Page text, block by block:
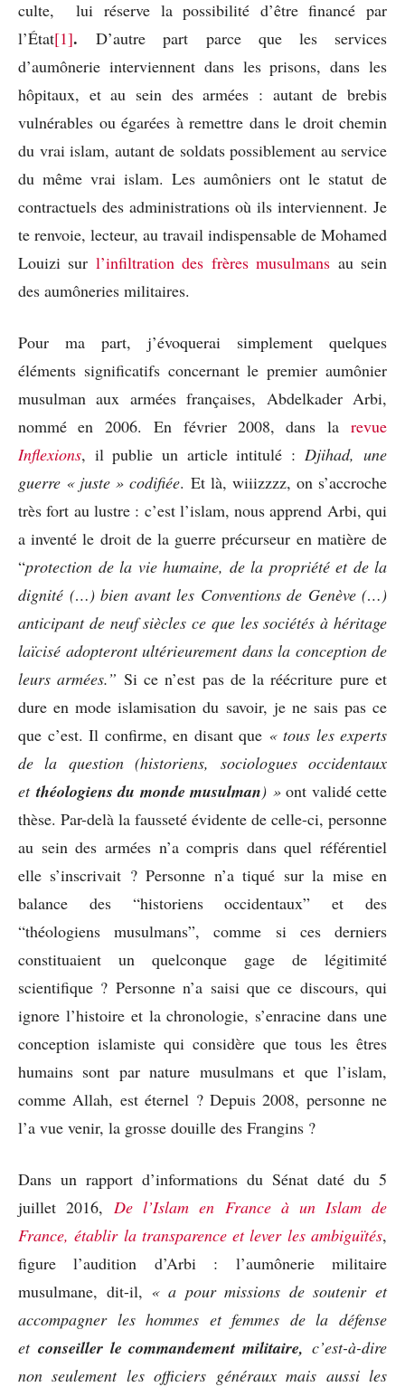
culte, lui réserve la possibilité d’être financé par
l’État[1]. D’autre part parce que les services
d’aumônerie interviennent dans les prisons, dans les
hôpitaux, et au sein des armées : autant de brebis
vulnérables ou égarées à remettre dans le droit chemin
du vrai islam, autant de soldats possiblement au service
du même vrai islam. Les aumôniers ont le statut de
contractuels des administrations où ils interviennent. Je
te renvoie, lecteur, au travail indispensable de Mohamed
Louizi surl’infiltration des frères musulmansau sein
des aumôneries militaires.
Pour ma part, j’évoquerai simplement quelques
éléments significatifs concernant le premier aumônier
musulman aux armées françaises, Abdelkader Arbi,
nommé en 2006. En février 2008, dans la revue
Inflexions, il publie un article intitulé : Djihad, une
guerre « juste » codifiée. Et là, wiiizzzz, on s’accroche
très fort au lustre : c’est l’islam, nous apprend Arbi, qui
a inventé le droit de la guerre précurseur en matière de
“protection de la vie humaine, de la propriété et de la
dignité (…) bien avant les Conventions de Genève (…)
anticipant de neuf siècles ce que les sociétés à héritage
laïcisé adopteront ultérieurement dans la conception de
leurs armées.” Si ce n’est pas de la réécriture pure et
dure en mode islamisation du savoir, je ne sais pas ce
que c’est. Il confirme, en disant que « tous les experts
de la question (historiens, sociologues occidentaux
etthéologiens du monde musulman) »ont validé cette
thèse. Par-delà la fausseté évidente de celle-ci, personne
au sein des armées n’a compris dans quel référentiel
elle s’inscrivait ? Personne n’a tiqué sur la mise en
balance des “historiens occidentaux” et des
“théologiens musulmans”, comme si ces derniers
constituaient un quelconque gage de légitimité
scientifique ? Personne n’a saisi que ce discours, qui
ignore l’histoire et la chronologie, s’enracine dans une
conception islamiste qui considère que tous les êtres
humains sont par nature musulmans et que l’islam,
comme Allah, est éternel ? Depuis 2008, personne ne
l’a vue venir, la grosse douille des Frangins ?
Dans un rapport d’informations du Sénat daté du 5
juillet 2016, De l’Islam en France à un Islam de
France, établir la transparence et lever les ambiguïtés,
figure l’audition d’Arbi : l’aumônerie militaire
musulmane, dit-il, « a pour missions de soutenir et
accompagner les hommes et femmes de la défense
et conseiller le commandement militaire, c’est-à-dire
non seulement les officiers généraux mais aussi les